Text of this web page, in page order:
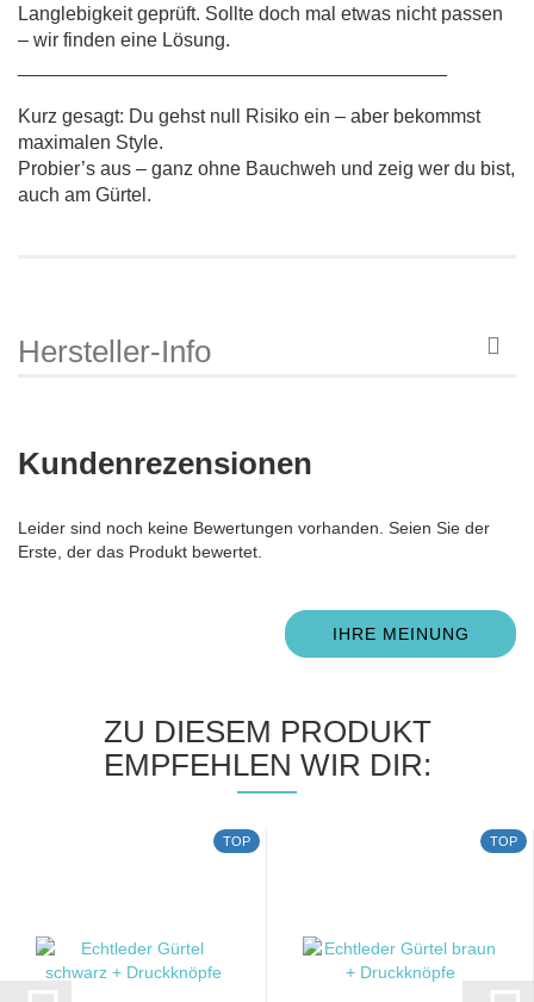
Langlebigkeit geprüft. Sollte doch mal etwas nicht passen
– wir finden eine Lösung.
Kurz gesagt: Du gehst null Risiko ein – aber bekommst
maximalen Style.
Probier’s aus – ganz ohne Bauchweh und zeig wer du bist,
auch am Gürtel.
Hersteller-Info
Kundenrezensionen
Leider sind noch keine Bewertungen vorhanden. Seien Sie der
Erste, der das Produkt bewertet.
IHRE MEINUNG
ZU DIESEM PRODUKT
EMPFEHLEN WIR DIR:
TOP TOP